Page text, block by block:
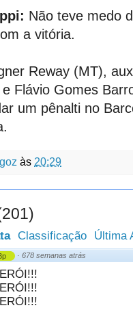
Não teve medo
a vitória.
Reway (MT),
Flávio Gomes
um pênalti no
às 20:29
201)
Classificação Última
· 678 semanas atrás